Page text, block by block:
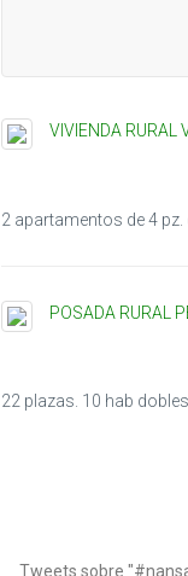
VIVIENDA RURAL
2 apartamentos de 4
POSADA RURAL
22 plazas. 10 hab
Tweets sobre